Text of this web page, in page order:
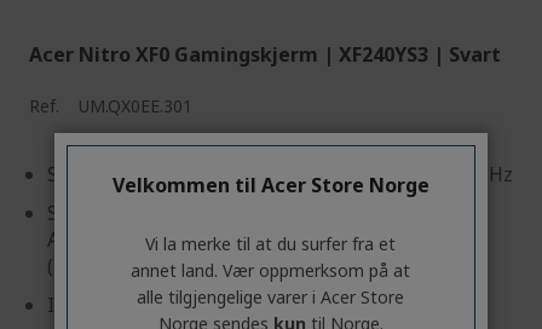
Acer Nitro XF0 Gamingskjerm | XF240YS3 | Svart
Ref. UM.QX0EE.301
Skjerm: 60,5 cm (23,8") Full HD (1920 x 1080) 180 Hz
Skjermteknologi: Vertikal justering (178°x178°)
AMD FreeSync™ Premiumsertifisert, HDR Ready
(HDR 10)
Inndata: SkjermPort, HDMI
Velkommen til Acer Store Norge
Vi la merke til at du surfer fra et
annet land. Vær oppmerksom på at
alle tilgjengelige varer i Acer Store
Norge sendes kun til Norge.